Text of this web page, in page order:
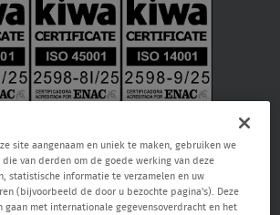
site aangenaam en uniek te maken, gebruiken we
die van derden om de goede werking van deze
statistische informatie te verzamelen en uw
(bijvoorbeeld de door u bezochte pagina's). Deze
gaan met internationale gegevensoverdracht en het